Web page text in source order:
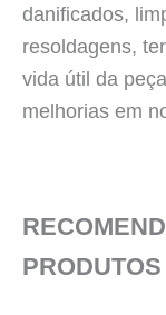
danificados,
resoldagens,
vida útil da
melhorias em
PRODUTOS